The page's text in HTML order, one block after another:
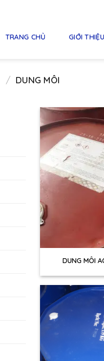
TRANG CHỦ GIỚI THIỆU
/ DUNG MÔI
DUNG MÔI